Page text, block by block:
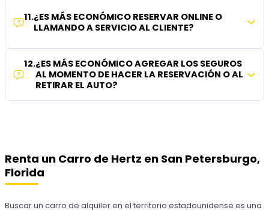
11.¿ES MÁS ECONÓMICO RESERVAR ONLINE O
LLAMANDO A SERVICIO AL CLIENTE?
12.¿ES MÁS ECONÓMICO AGREGAR LOS SEGUROS
AL MOMENTO DE HACER LA RESERVACIÓN O AL
RETIRAR EL AUTO?
Renta un Carro de Hertz en San Petersburgo,
Florida
Buscar un carro de alquiler en el territorio estadounidense es una